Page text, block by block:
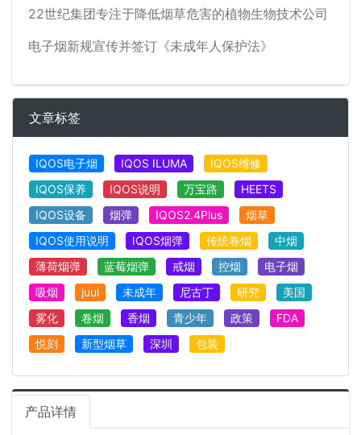
22世纪集团专注于降低烟草危害的植物生物技术公司
电子烟新规宣传并签订《未成年人保护法》
文章标签
IQOS电子烟 IQOS ILUMA
IQOS维修
IQOS保养
IQOS说明 万宝路
HEETS
IQOS设备
烟弹 IQOS2.4Plus
烟草
IQOS使用说明
IQOS烟弹 传统卷烟
中烟
薄荷烟弹
蓝莓烟弹 戒烟 控烟
电子烟
吸烟
juul 未成年 尼古丁 研究
美国
雾化
卷烟 香烟 青少年 政策
FDA
悦刻
新型烟草 深圳 包装
产品详情